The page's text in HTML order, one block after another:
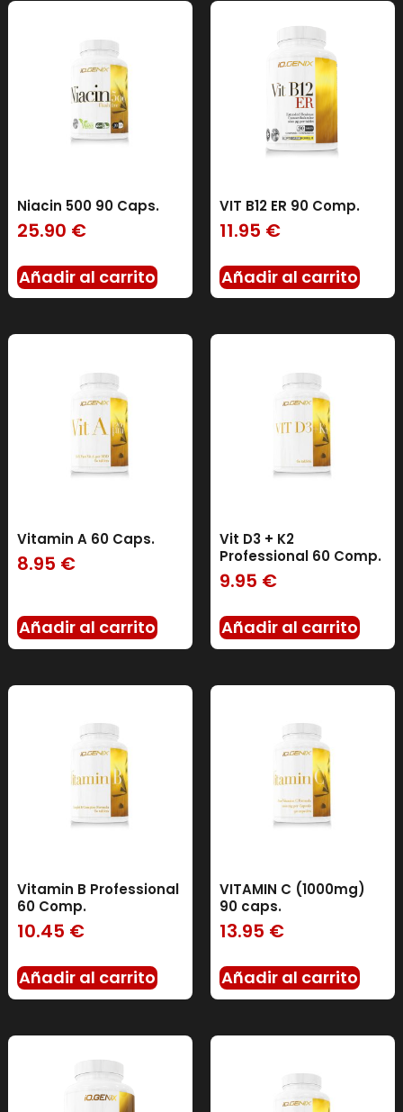
Niacin 500 90 Caps.
25.90 €
Añadir al carrito
VIT B12 ER 90 Comp.
11.95 €
Añadir al carrito
Vitamin A 60 Caps.
8.95 €
Añadir al carrito
Vit D3 + K2
Professional 60 Comp.
9.95 €
Añadir al carrito
Vitamin B Professional
60 Comp.
10.45 €
Añadir al carrito
VITAMIN C (1000mg)
90 caps.
13.95 €
Añadir al carrito